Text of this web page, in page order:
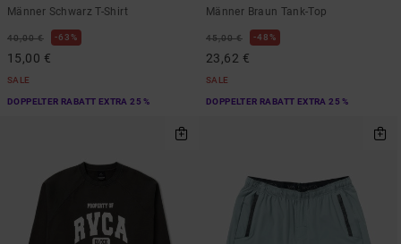
Männer Schwarz T-Shirt
40,00 € 63%
15,00 €
SALE
DOPPELTER RABATT EXTRA 25 %
Männer Braun Tank-Top
45,00 € 48%
23,62 €
SALE
DOPPELTER RABATT EXTRA 25 %